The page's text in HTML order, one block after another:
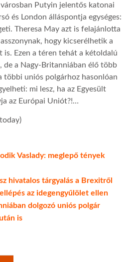
Putyin jelentős katonai
és London álláspontja egységes:
Theresa May azt is felajánlotta
hogy kicserélhetik a
is. Ezen a téren tehát a kétoldalú
de a Nagy-Britanniában élő több
többi uniós polgárhoz hasonlóan
mi lesz, ha az Egyesült
az Európai Uniót?!…
Vaslady: meglepő tények
hivatalos tárgyalás a Brexitről
az idegengyűlölet ellen
dolgozó uniós polgár
is